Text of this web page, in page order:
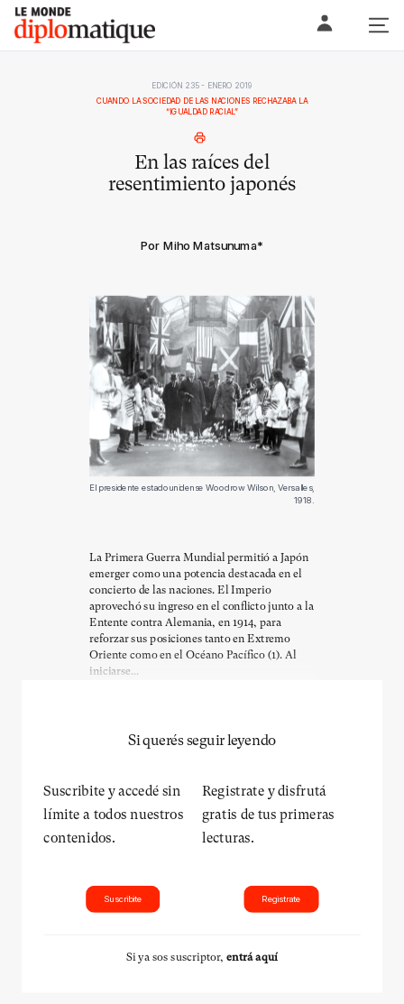
Skip
content
Le monde diplomatique
EDICIÓN 235 - ENERO 2019
CUANDO LA SOCIEDAD DE LAS NACIONES RECHAZABA LA
“IGUALDAD RACIAL”
En las raíces del
resentimiento japonés
Por Miho Matsunuma*
El presidente estadounidense Woodrow Wilson, Versalles,
1918.
La Primera Guerra Mundial permitió a Japón
emerger como una potencia destacada en el
concierto de las naciones. El Imperio
aprovechó su ingreso en el conflicto junto a la
Entente contra Alemania, en 1914, para
reforzar sus posiciones tanto en Extremo
Oriente como en el Océano Pacífico (1). Al
iniciarse...
Si querés seguir leyendo
Suscribite y accedé sin
límite a todos nuestros
contenidos.
Suscribite
Registrate y disfrutá
gratis de tus primeras
lecturas.
Registrate
Si ya sos suscriptor, entrá aquí